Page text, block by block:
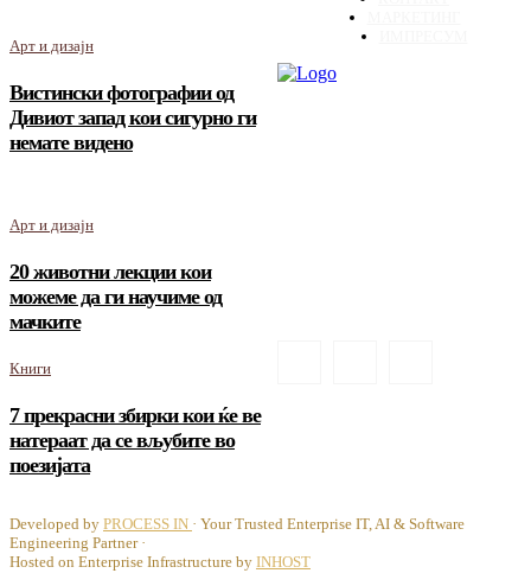
Арт и дизајн
Вистински фотографии од
Дивиот запад кои сигурно ги
немате видено
Арт и дизајн
20 животни лекции кои
можеме да ги научиме од
мачките
Книги
7 прекрасни збирки кои ќе ве
натераат да се вљубите во
поезијата
Developed by PROCESS IN · Your Trusted Enterprise IT, AI & Software
Engineering Partner ·
Hosted on Enterprise Infrastructure by INHOST